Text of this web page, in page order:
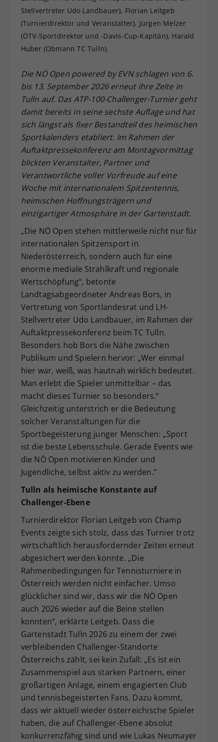
Stellvertreter Udo Landbauer), Florian Leitgeb
(Turnierdirektor und Veranstalter), Jürgen Melzer
(ÖTV-Sportdirektor und -Davis-Cup-Kapitän), Harald
Huber (Obmann TC Tulln).
Die NÖ Open powered by EVN schlagen von 6.
bis 13. September 2026 erneut ihre Zelte in
Tulln auf. Das ATP-100-Challenger-Turnier geht
damit bereits in seine sechste Auflage und hat
sich längst als fixer Bestandteil des heimischen
Sportkalenders etabliert. Im Rahmen der
Auftaktpressekonferenz am Montagvormittag
blickten Veranstalter, Partner und
Verantwortliche voller Vorfreude auf eine
Woche mit internationalem Spitzentennis,
heimischen Hoffnungsträgern und
einzigartiger Atmosphäre in der Gartenstadt.
„Die NÖ Open stehen mittlerweile nicht nur für
internationalen Spitzensport in
Niederösterreich, sondern auch für eine
enorme mediale Strahlkraft und regionale
Wertschöpfung“, betonte
Landtagsabgeordneter Andreas Bors, in
Vertretung von Sportlandesrat und LH-
Stellvertreter Udo Landbauer, im Rahmen der
Auftaktpressekonferenz beim TC Tulln.
Besonders hob Bors die Nähe zwischen
Publikum und Spielern hervor: „Wer einmal
hier war, weiß, was hautnah wirklich bedeutet.
Man erlebt die Spieler unmittelbar – das
macht dieses Turnier so besonders.“
Gleichzeitig unterstrich er die Bedeutung
solcher Veranstaltungen für die
Sportbegeisterung junger Menschen: „Sport
ist die beste Lebensschule. Gerade Events wie
die NÖ Open motivieren Kinder und
Jugendliche, selbst aktiv zu werden.“
Tulln als heimische Konstante auf
Challenger-Ebene
Turnierdirektor Florian Leitgeb von Champ
Events zeigte sich stolz, dass das Turnier trotz
wirtschaftlich herausfordernder Zeiten erneut
abgesichert werden konnte. „Die
Rahmenbedingungen für Tennisturniere in
Österreich werden nicht einfacher. Umso
glücklicher sind wir, dass wir die NÖ Open
auch 2026 wieder auf die Beine stellen
konnten“, erklärte Leitgeb. Dass die
Gartenstadt Tulln 2026 zu einem der zwei
verbleibenden Challenger-Standorte
Österreichs zählt, sei kein Zufall: „Es ist ein
Zusammenspiel aus starken Partnern, einer
großartigen Anlage, einem engagierten Club
und tennisbegeisterten Fans. Dazu kommt,
dass wir aktuell wieder österreichische Spieler
haben, die auf Challenger-Ebene absolut
konkurrenzfähig sind und wie Lukas Neumayer
Zweck
Dieser Wert speichert Ihre Consent-
Einstellungen. Unter anderem eine
zufällig generierte ID, für die
historische Speicherung Ihrer
vorgenommen Einstellungen, falls der
hat.